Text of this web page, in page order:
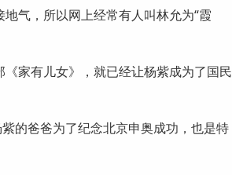
气，所以网上经常有人叫林允为“霞
家有儿女》，就已经让杨紫成为了国民
的爸爸为了纪念北京申奥成功，也是特